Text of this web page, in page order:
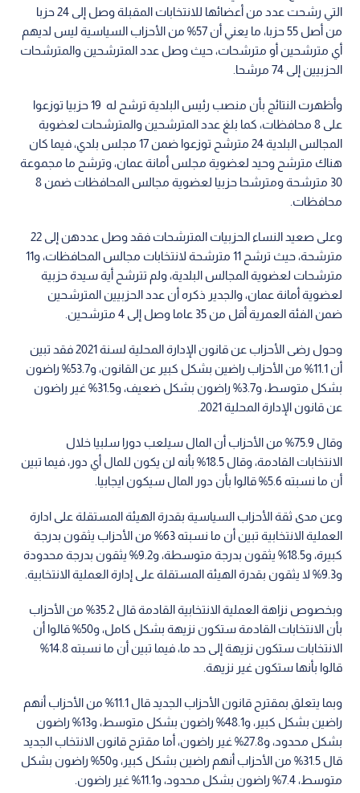
التي رشحت عدد من أعضائها للانتخابات المقبلة وصل إلى 24 حزبا
من أصل 55 حزبا، ما يعني أن 57% من الأحزاب السياسية ليس لديهم
أي مترشحين أو مترشحات، حيث وصل عدد المترشحين والمترشحات
الحزبيين إلى 74 مرشحا.
وأظهرت النتائج بأن منصب رئيس البلدية ترشح له 19 حزبيا توزعوا
على 8 محافظات، كما بلغ عدد المترشحين والمترشحات لعضوية
المجالس البلدية 24 مترشح توزعوا ضمن 17 مجلس بلدي، فيما كان
هناك مترشح وحيد لعضوية مجلس أمانة عمان، وترشح ما مجموعة
30 مترشحة ومترشحا حزبيا لعضوية مجالس المحافظات ضمن 8
محافظات.
وعلى صعيد النساء الحزبيات المترشحات فقد وصل عددهن إلى 22
مترشحة، حيث ترشح 11 مترشحة لانتخابات مجالس المحافظات، و11
مترشحات لعضوية المجالس البلدية، ولم تترشح أية سيدة حزبية
لعضوية أمانة عمان، والجدير ذكره أن عدد الحزبيين المترشحين
ضمن الفئة العمرية أقل من 35 عاما وصل إلى 4 مترشحين.
وحول رضى الأحزاب عن قانون الإدارة المحلية لسنة 2021 فقد تبين
أن 11.1% من الأحزاب راضين بشكل كبير عن القانون، و53.7% راضون
بشكل متوسط، و3.7% راضون بشكل ضعيف، و31.5% غير راضون
عن قانون الإدارة المحلية 2021.
وقال 75.9% من الأحزاب أن المال سيلعب دورا سلبيا خلال
الانتخابات القادمة، وقال 18.5% بأنه لن يكون للمال أي دور، فيما تبين
أن ما نسبته 5.6% قالوا بأن دور المال سيكون ايجابيا.
وعن مدى ثقة الأحزاب السياسية بقدرة الهيئة المستقلة على ادارة
العملية الانتخابية تبين أن ما نسبته 63% من الأحزاب يثقون بدرجة
كبيرة، و18.5% يثقون بدرجة متوسطة، و9.2% يثقون بدرجة محدودة
و9.3% لا يثقون بقدرة الهيئة المستقلة على إدارة العملية الانتخابية.
وبخصوص نزاهة العملية الانتخابية القادمة قال 35.2% من الأحزاب
بأن الانتخابات القادمة ستكون نزيهة بشكل كامل، و50% قالوا أن
الانتخابات ستكون نزيهة إلى حد ما، فيما تبين أن ما نسبته 14.8%
قالوا بأنها ستكون غير نزيهة.
وبما يتعلق بمقترح قانون الأحزاب الجديد قال 11.1% من الأحزاب أنهم
راضين بشكل كبير، و48.1% راضون بشكل متوسط، و13% راضون
بشكل محدود، و27.8% غير راضون، أما مقترح قانون الانتخاب الجديد
قال 31.5% من الأحزاب أنهم راضين بشكل كبير، و50% راضون بشكل
متوسط، 7.4% راضون بشكل محدود، و11.1% غير راضون.